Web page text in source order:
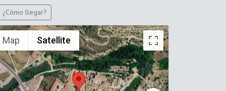
¿Cómo llegar?
Map Satellite